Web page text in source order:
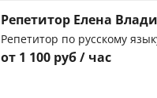
Репетитор Елена
Репетитор по русскому
от 1 100 руб / час